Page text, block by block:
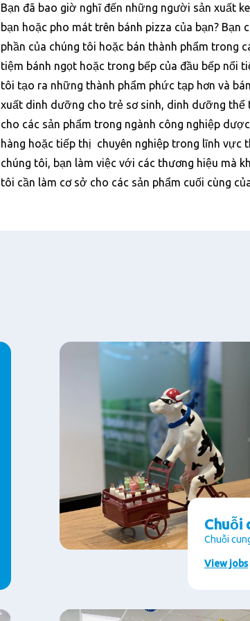
Nội
dung
Bạn đã bao giờ nghĩ đến những người sản xuất
bạn hoặc pho mát trên bánh pizza của bạn?
phần của chúng tôi hoặc bán thành phẩm trong
tiệm bánh ngọt hoặc trong bếp của đầu bếp nổi
tôi tạo ra những thành phẩm phức tạp hơn và
xuất dinh dưỡng cho trẻ sơ sinh, dinh dưỡng thể
cho các sản phẩm trong ngành công nghiệp
hàng hoặc tiếp thị chuyên nghiệp trong lĩnh vực
chúng tôi, bạn làm việc với các thương hiệu mà
tôi cần làm cơ sở cho các sản phẩm cuối cùng
Chuỗi
Chuỗi
View jobs